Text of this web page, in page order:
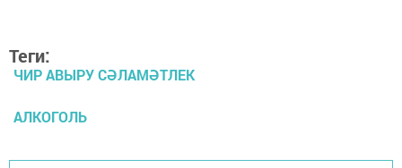
Теги:
ЧИР АВЫРУ СӘЛАМӘТЛЕК
АЛКОГОЛЬ